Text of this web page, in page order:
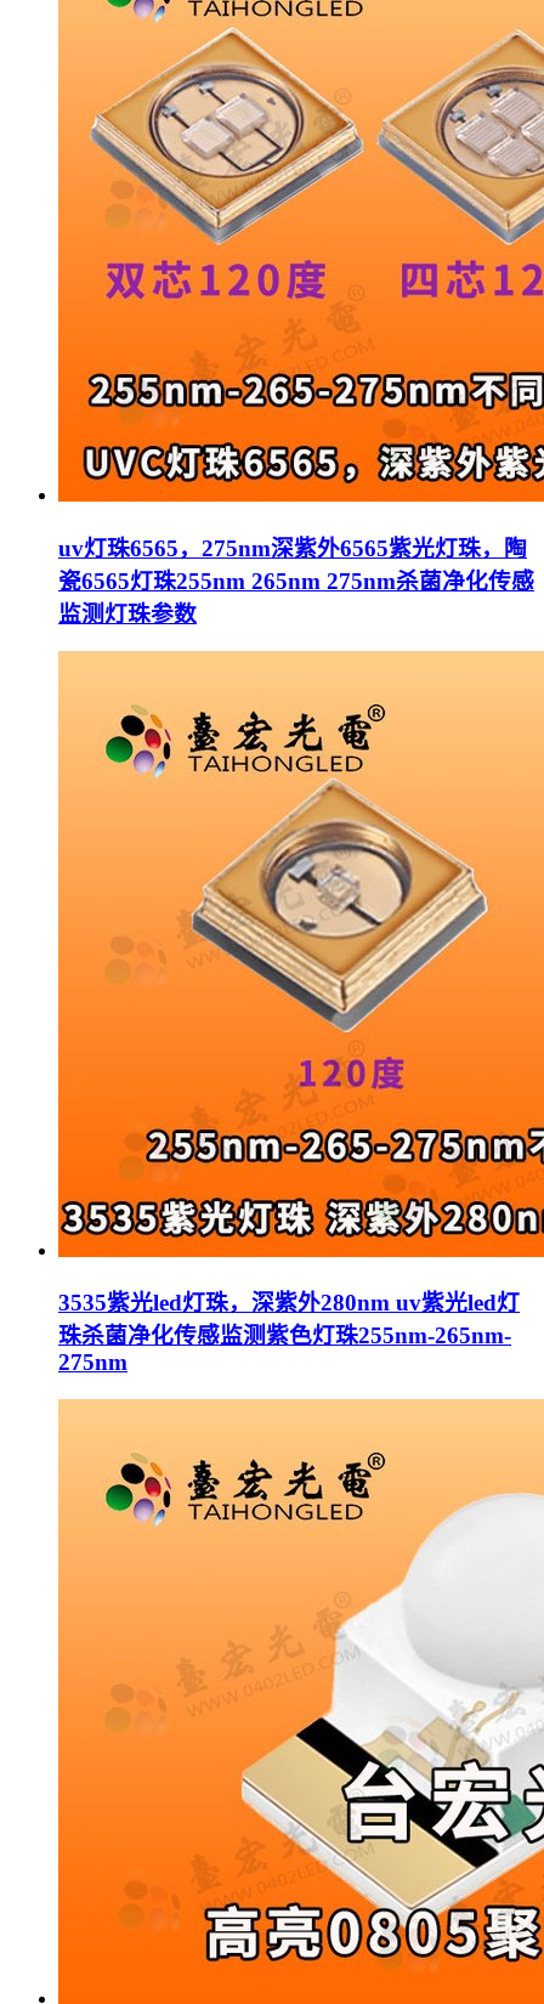
uv灯珠6565，275nm深紫外6565紫光灯珠，陶
瓷6565灯珠255nm 265nm 275nm杀菌净化传感
监测灯珠参数
3535紫光led灯珠，深紫外280nm uv紫光led灯
珠杀菌净化传感监测紫色灯珠255nm-265nm-
275nm